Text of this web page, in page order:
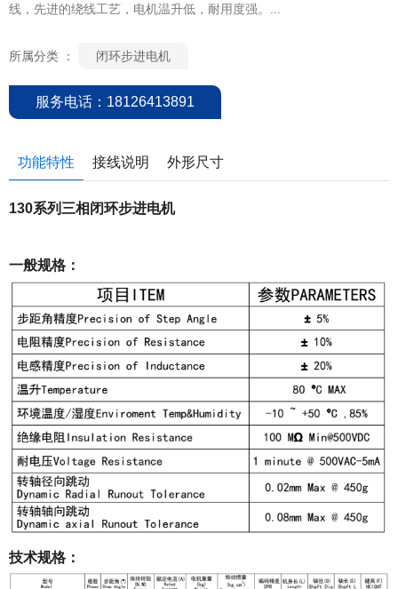
线，先进的绕线工艺，电机温升低，耐用度强。...
所属分类 ： 闭环步进电机
服务电话：18126413891
功能特性 接线说明 外形尺寸
130系列三相闭环步进电机
一般规格：
技术规格：